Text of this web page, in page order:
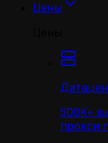
Цены
500K+
прокси